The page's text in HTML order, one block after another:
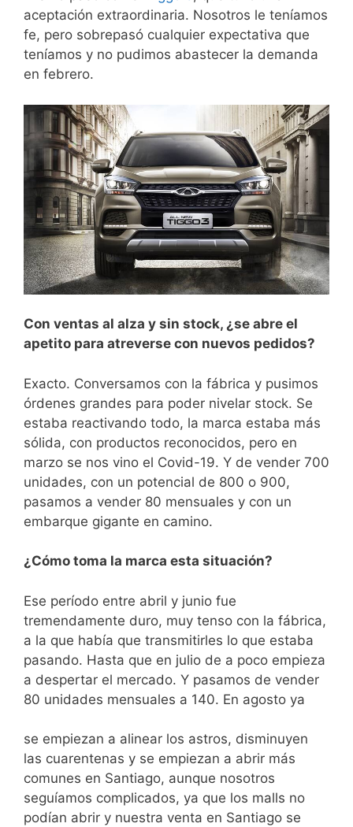
aceptación extraordinaria. Nosotros le teníamos
fe, pero sobrepasó cualquier expectativa que
teníamos y no pudimos abastecer la demanda
en febrero.
Con ventas al alza y sin stock, ¿se abre el
apetito para atreverse con nuevos pedidos?
Exacto. Conversamos con la fábrica y pusimos
órdenes grandes para poder nivelar stock. Se
estaba reactivando todo, la marca estaba más
sólida, con productos reconocidos, pero en
marzo se nos vino el Covid-19. Y de vender 700
unidades, con un potencial de 800 o 900,
pasamos a vender 80 mensuales y con un
embarque gigante en camino.
¿Cómo toma la marca esta situación?
Ese período entre abril y junio fue
tremendamente duro, muy tenso con la fábrica,
a la que había que transmitirles lo que estaba
pasando. Hasta que en julio de a poco empieza
a despertar el mercado. Y pasamos de vender
80 unidades mensuales a 140. En agosto ya
se empiezan a alinear los astros, disminuyen
las cuarentenas y se empiezan a abrir más
comunes en Santiago, aunque nosotros
seguíamos complicados, ya que los malls no
podían abrir y nuestra venta en Santiago se